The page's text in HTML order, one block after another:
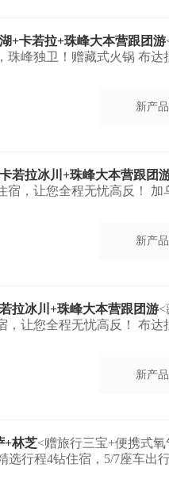
+卡若拉+珠峰大本营跟团游
峰独卫！赠藏式火锅 布达
新产品
若拉冰川+珠峰大本营跟团
，让您全程无忧高反！ 加
新产品
拉冰川+珠峰大本营跟团游<
让您全程无忧高反！ 布达
新产品
+林芝<赠旅行三宝+便携式
选行程4钻住宿，5/7座车出